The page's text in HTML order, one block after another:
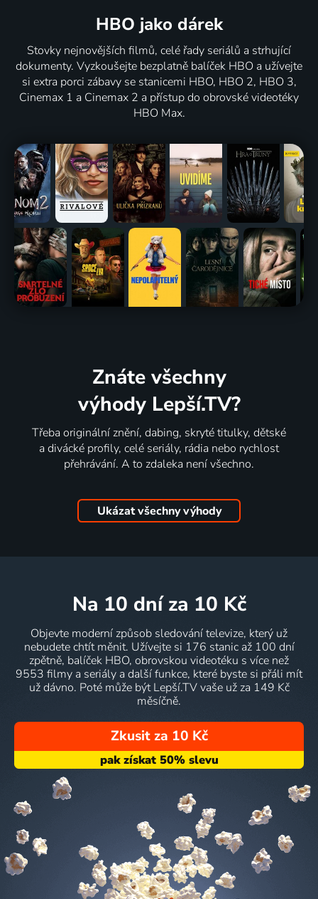
HBO jako dárek
Stovky nejnovějších filmů, celé řady seriálů a strhující
dokumenty. Vyzkoušejte bezplatně balíček HBO a užívejte
si extra porci zábavy se stanicemi HBO, HBO 2, HBO 3,
Cinemax 1 a Cinemax 2 a přístup do obrovské videotéky
HBO Max.
Znáte všechny
výhody Lepší.TV?
Třeba originální znění, dabing, skryté titulky, dětské
a divácké profily, celé seriály, rádia nebo rychlost
přehrávání. A to zdaleka není všechno.
Ukázat všechny výhody
na 10 dní za 10 Kč
Objevte moderní způsob sledování televize, který už
nebudete chtít měnit. Užívejte si 176 stanic až 100 dní
zpětně, balíček HBO, obrovskou videotéku s více než
9553 filmy a seriály a další funkce, které byste si přáli mít
už dávno. Poté může být Lepší.TV vaše už za 149 Kč
měsíčně.
Zkusit za 10 Kč